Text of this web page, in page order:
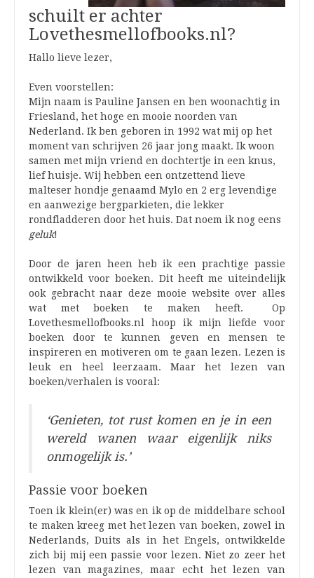
schuilt er achter
Lovethesmellofbooks.nl?
Hallo lieve lezer,
Even voorstellen:
Mijn naam is Pauline Jansen en ben woonachtig in
Friesland, het hoge en mooie noorden van
Nederland. Ik ben geboren in 1992 wat mij op het
moment van schrijven 26 jaar jong maakt. Ik woon
samen met mijn vriend en dochtertje in een knus,
lief huisje. Wij hebben een ontzettend lieve
malteser hondje genaamd Mylo en 2 erg levendige
en aanwezige bergparkieten, die lekker
rondfladderen door het huis. Dat noem ik nog eens
geluk!
Door de jaren heen heb ik een prachtige passie
ontwikkeld voor boeken. Dit heeft me uiteindelijk
ook gebracht naar deze mooie website over alles
wat met boeken te maken heeft.
Op
Lovethesmellofbooks.nl hoop ik mijn liefde voor
boeken door te kunnen geven en mensen te
inspireren en motiveren om te gaan lezen. Lezen is
leuk en heel leerzaam. Maar het lezen van
boeken/verhalen is vooral:
‘Genieten, tot rust komen en je in een
wereld wanen waar eigenlijk niks
onmogelijk is.’
Passie voor boeken
Toen ik klein(er) was en ik op de middelbare school
te maken kreeg met het lezen van boeken, zowel in
Nederlands, Duits als in het Engels, ontwikkelde
zich bij mij een passie voor lezen. Niet zo zeer het
lezen van magazines, maar echt het lezen van